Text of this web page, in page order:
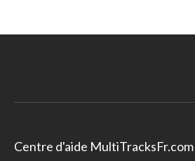
Centre d'aide MultiTracksFr.com